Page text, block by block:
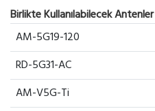
Birlikte Kullanılabilecek Antenler
AM-5G19-120
RD-5G31-AC
AM-V5G-Ti